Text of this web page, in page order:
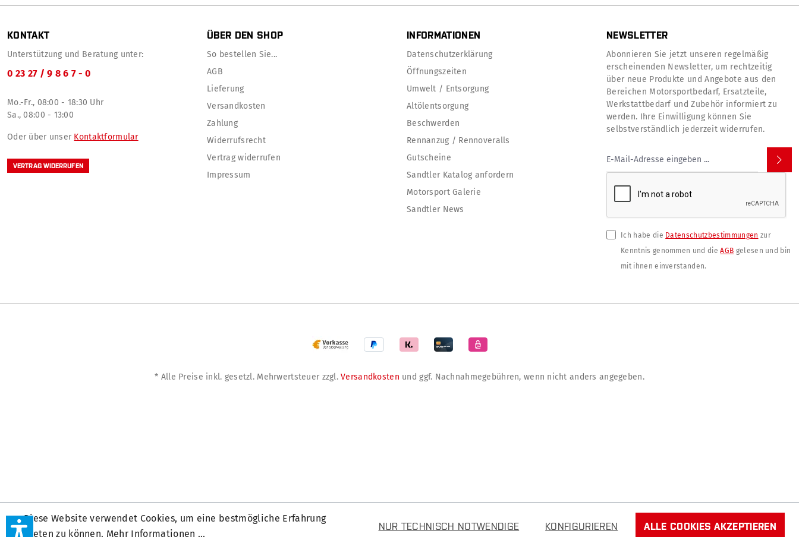
KONTAKT
Unterstützung und Beratung unter:
0 23 27 / 9 8 6 7 - 0
Mo.-Fr., 08:00 - 18:30 Uhr
Sa., 08:00 - 13:00
Oder über unser Kontaktformular
VERTRAG WIDERRUFEN
ÜBER DEN SHOP
So bestellen Sie...
AGB
Lieferung
Versandkosten
Zahlung
Widerrufsrecht
Vertrag widerrufen
Impressum
INFORMATIONEN
Datenschutzerklärung
Öffnungszeiten
Umwelt / Entsorgung
Altölentsorgung
Beschwerden
Rennanzug / Rennoveralls
Gutscheine
Sandtler Katalog anfordern
Motorsport Galerie
Sandtler News
NEWSLETTER
Abonnieren Sie jetzt unseren regelmäßig
erscheinenden Newsletter, um rechtzeitig
über neue Produkte und Angebote aus den
Bereichen Motorsportbedarf, Ersatzteile,
Werkstattbedarf und Zubehör informiert zu
werden. Ihre Einwilligung können Sie
selbstverständlich jederzeit widerrufen.
Ich habe die Datenschutzbestimmungen zur
Kenntnis genommen und dieAGB gelesen und bin
mit ihnen einverstanden.
* Alle Preise inkl. gesetzl. Mehrwertsteuer zzgl.Versandkosten und ggf. Nachnahmegebühren, wenn nicht anders angegeben.
Diese Website verwendet Cookies, um eine bestmögliche Erfahrung
bieten zu können. Mehr Informationen ...
NUR TECHNISCH NOTWENDIGE KONFIGURIEREN ALLE COOKIES AKZEPTIEREN